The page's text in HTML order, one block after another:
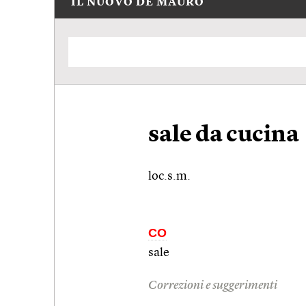
IL NUOVO DE MAURO
sale da cucina
loc.s.m.
CO
sale
Correzioni e suggerimenti